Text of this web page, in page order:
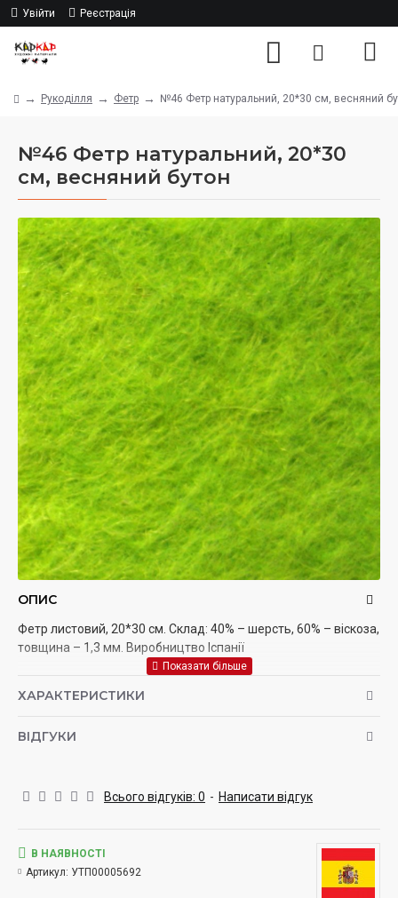
Увійти Реєстрація
Рукоділля Фетр №46 Фетр натуральний, 20*30 см, весняний
№46 Фетр натуральний, 20*30
см, весняний бутон
ОПИС
Фетр листовий, 20*30 см. Склад: 40% – шерсть, 60% – віскоза,
товщина – 1,3 мм. Виробництво Іспанії
ХАРАКТЕРИСТИКИ
ВІДГУКИ
Всього відгуків: 0 - Написати відгук
В НАЯВНОСТІ
Артикул: УТП00005692